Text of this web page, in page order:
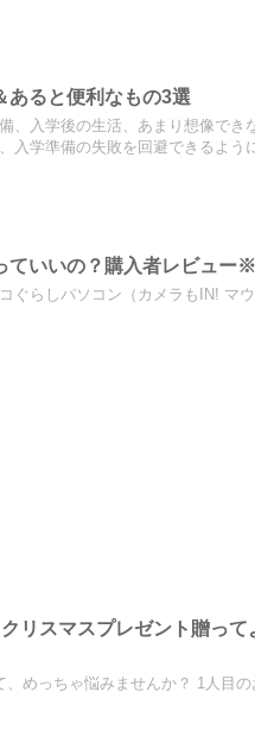
あると便利なもの3選
、入学後の生活、あまり想像でき
入学準備の失敗を回避できるよう
ていいの？購入者レビュ
ぐらしパソコン（カメラもIN! マ
リスマスプレゼント贈っ
めっちゃ悩みませんか？ 1人目